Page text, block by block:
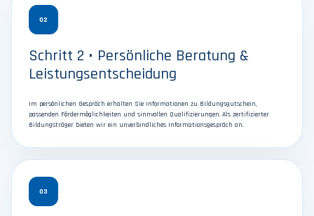
02
Schritt 2 • Persönliche Beratung &
Leistungsentscheidung
Im persönlichen Gespräch erhalten Sie Informationen zu Bildungsgutschein,
passenden Fördermöglichkeiten und sinnvollen Qualifizierungen. Als zertifizierter
Bildungsträger bieten wir ein unverbindliches Informationsgespräch an.
03